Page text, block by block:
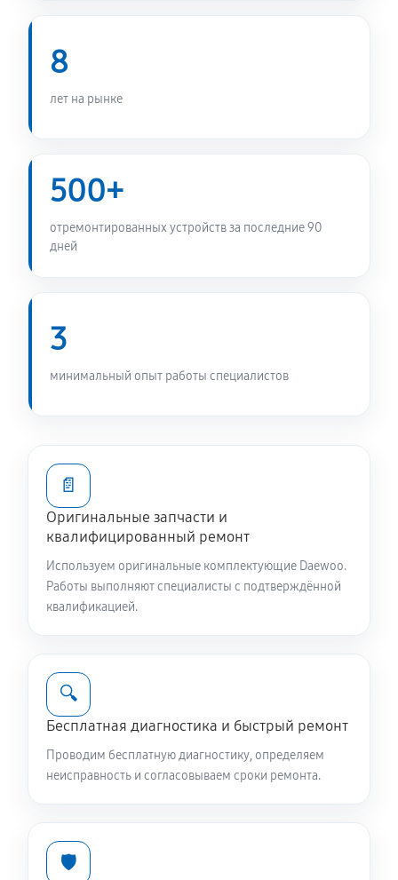
Замена прессостата стиральной машины Daewoo
Замена заливного шланга
490 руб
Замена мотора стиральной машины Daewoo DW-
Ремонт или замена дозатора моющих средств
Замена шкива барабана
Ремонт или замена патрубка
Замена жгута электропроводки
810 руб 60 минут
Чистка сливного фильтра
550 руб 60 минут
Чистка разбрызгивателя
Чистка заливного фильтра-сеточки
8
лет на рынке
500+
отремонтированных устройств за последние 90
дней
3
минимальный опыт работы специалистов
📄
Оригинальные запчасти и
квалифицированный ремонт
Используем оригинальные комплектующие Daewoo.
Работы выполняют специалисты с подтверждённой
квалификацией.
🔍
Бесплатная диагностика и быстрый ремонт
Проводим бесплатную диагностику, определяем
неисправность и согласовываем сроки ремонта.
🛡️